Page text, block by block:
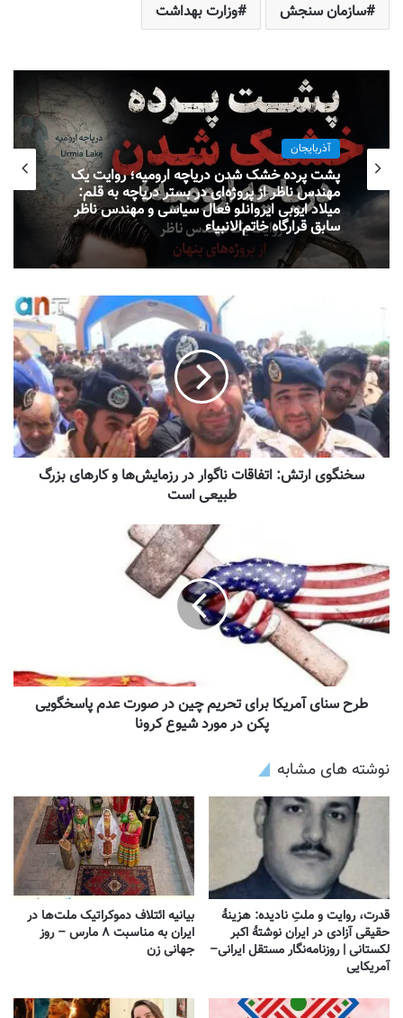
سازمان سنجش
وزارت بهداشت
آذربایجان
پشت پرده خشک شدن دریاچه ارومیه؛ روایت یک
مهندس ناظر از پروژه‌ای در بستر دریاچه به قلم:
میلاد ایوبی ایروانلو فعال سیاسی و مهندس ناظر
سابق قرارگاه خاتم‌الانبیاء
سخنگوی ارتش: اتفاقات ناگوار در رزمایش‌ها و کارهای بزرگ
طبیعی است
طرح سنای آمریکا برای تحریم چین در صورت عدم پاسخگویی
پکن در مورد شیوع کرونا
نوشته های مشابه
قدرت، روایت و ملتِ نادیده: هزینهٔ
حقیقی آزادی در ایران نوشتهٔ اکبر
لکستانی | روزنامه‌نگار مستقل ایرانی–
آمریکایی
بیانیه ائتلاف دموکراتیک ملت‌ها در
ایران به مناسبت ۸ مارس – روز
جهانی زن